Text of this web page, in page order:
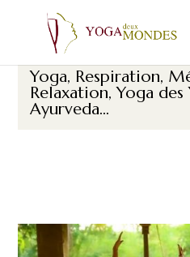
Ateliers YOGA
Yoga, Respiration,
Relaxation, Yoga des
Ayurveda...